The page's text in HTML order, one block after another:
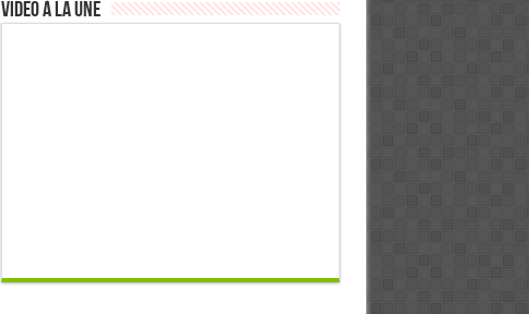
Video à la Une